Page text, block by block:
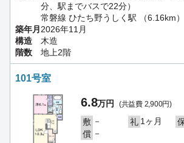
分、駅までバスで22分）
常磐線 ひたち野うしく駅 （6.16km）
築年月 2026年11月
構造
木造
階数
地上2階
101号室
6.8万円 (共益費 2,900円)
敷 － 礼 1ヶ月
償 －